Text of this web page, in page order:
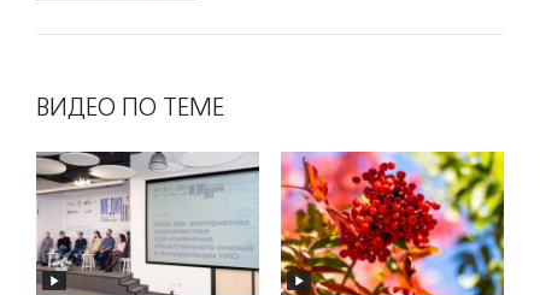
ВИДЕО ПО ТЕМЕ